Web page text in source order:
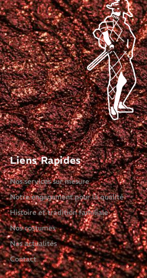
Liens Rapides
Nos services sur mesure
Notre engagement pour la qualité
Histoire et tradition familiale
Nos costumes
Nos actualités
Contact